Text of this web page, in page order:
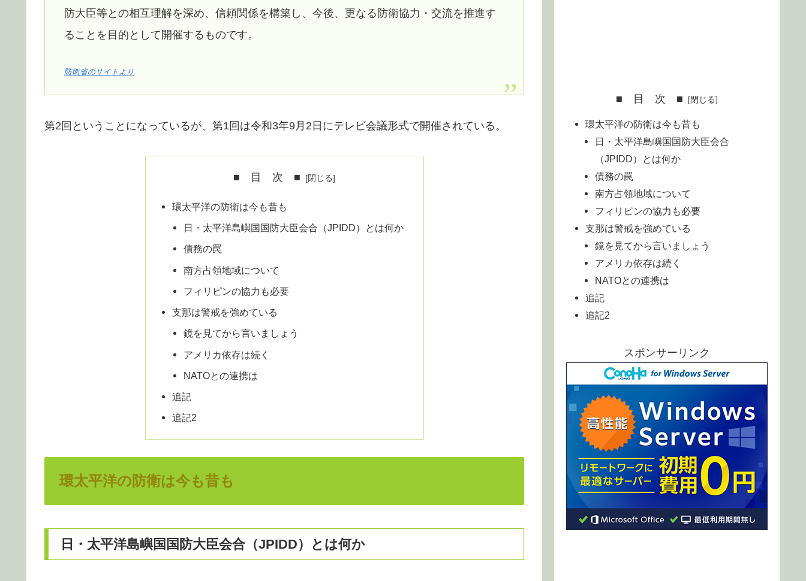
防大臣等との相互理解を深め、信頼関係を構築し、今後、更なる防衛協力・交流を推進す
ることを目的として開催するものです。
防衛省のサイトより
第2回ということになっているが、第1回は令和3年9月2日にテレビ会議形式で開催されている。
■ 目 次 ■
環太平洋の防衛は今も昔も
日・太平洋島嶼国国防大臣会合（JPIDD）とは何か
債務の罠
南方占領地域について
フィリピンの協力も必要
支那は警戒を強めている
鏡を見てから言いましょう
アメリカ依存は続く
NATOとの連携は
追記
追記2
環太平洋の防衛は今も昔も
日・太平洋島嶼国国防大臣会合（JPIDD）とは何か
■ 目 次 ■
環太平洋の防衛は今も昔も
日・太平洋島嶼国国防大臣会合
（JPIDD）とは何か
債務の罠
南方占領地域について
フィリピンの協力も必要
支那は警戒を強めている
鏡を見てから言いましょう
アメリカ依存は続く
NATOとの連携は
追記
追記2
スポンサーリンク